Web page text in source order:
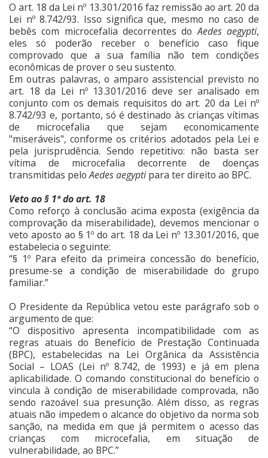
O art. 18 da Lei nº 13.301/2016 faz remissão ao art. 20 da
Lei nº 8.742/93. Isso significa que, mesmo no caso de
bebês com microcefalia decorrentes doAedes aegypti,
eles só poderão receber o benefício caso fique
comprovado que a sua família não tem condições
econômicas de prover o seu sustento.
Em outras palavras, o amparo assistencial previsto no
art. 18 da Lei nº 13.301/2016 deve ser analisado em
conjunto com os demais requisitos do art. 20 da Lei nº
8.742/93 e, portanto, só é destinado às crianças vítimas
de microcefalia que sejam economicamente
"miseráveis", conforme os critérios adotados pela Lei e
pela jurisprudência. Sendo repetitivo: não basta ser
vítima de microcefalia decorrente de doenças
transmitidas peloAedes aegypti para ter direito ao BPC.
Veto ao § 1º do art. 18
Como reforço à conclusão acima exposta (exigência da
comprovação da miserabilidade), devemos mencionar o
veto aposto ao § 1º do art. 18 da Lei nº 13.301/2016, que
estabelecia o seguinte:
“§ 1º Para efeito da primeira concessão do benefício,
presume-se a condição de miserabilidade do grupo
familiar.”
O Presidente da República vetou este parágrafo sob o
argumento de que:
“O dispositivo apresenta incompatibilidade com as
regras atuais do Benefício de Prestação Continuada
(BPC), estabelecidas na Lei Orgânica da Assistência
Social – LOAS (Lei nº 8.742, de 1993) e já em plena
aplicabilidade. O comando constitucional do benefício o
vincula à condição de miserabilidade comprovada, não
sendo razoável sua presunção. Além disso, as regras
atuais não impedem o alcance do objetivo da norma sob
sanção, na medida em que já permitem o acesso das
crianças com microcefalia, em situação de
vulnerabilidade, ao BPC.”